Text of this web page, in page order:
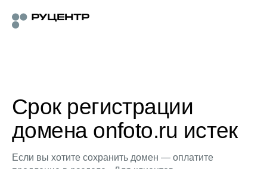
Срок регистрации
домена onfoto.ru истек
Если вы хотите сохранить домен — оплатите